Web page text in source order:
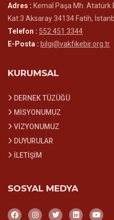
Adres : Kemal Paşa Mh. Atatürk
Kat:3 Aksaray 34134 Fatih,
Telefon : 552 451 3344
E-Posta : bilgi@vakfikebir.org.tr
KURUMSAL
DERNEK TÜZÜĞÜ
MİSYONUMUZ
VİZYONUMUZ
DUYURULAR
İLETİŞİM
SOSYAL MEDYA